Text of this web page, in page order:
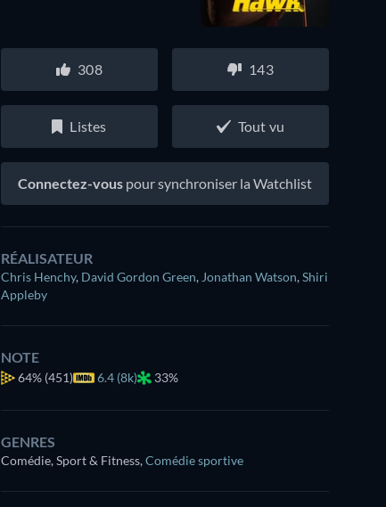
308 143
Listes Tout vu
Connectez-vous pour synchroniser la Watchlist
RÉALISATEUR
Chris Henchy, David Gordon Green, Jonathan Watson,Shiri
Appleby
NOTE
64% (451) 6.4 (8k) 33%
GENRES
Comédie, Sport & Fitness,Comédie sportive